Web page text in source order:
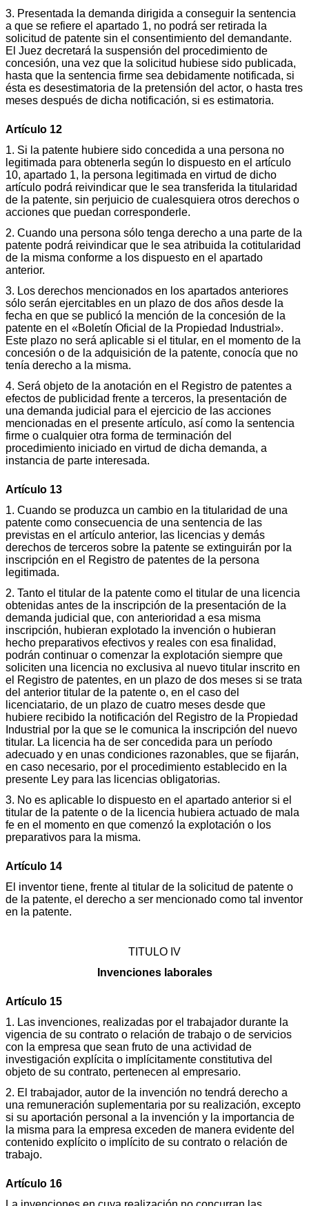
3. Presentada la demanda dirigida a conseguir la sentencia
a que se refiere el apartado 1, no podrá ser retirada la
solicitud de patente sin el consentimiento del demandante.
El Juez decretará la suspensión del procedimiento de
concesión, una vez que la solicitud hubiese sido publicada,
hasta que la sentencia firme sea debidamente notificada, si
ésta es desestimatoria de la pretensión del actor, o hasta tres
meses después de dicha notificación, si es estimatoria.
Artículo 12
1. Si la patente hubiere sido concedida a una persona no
legitimada para obtenerla según lo dispuesto en el artículo
10, apartado 1, la persona legitimada en virtud de dicho
artículo podrá reivindicar que le sea transferida la titularidad
de la patente, sin perjuicio de cualesquiera otros derechos o
acciones que puedan corresponderle.
2. Cuando una persona sólo tenga derecho a una parte de la
patente podrá reivindicar que le sea atribuida la cotitularidad
de la misma conforme a los dispuesto en el apartado
anterior.
3. Los derechos mencionados en los apartados anteriores
sólo serán ejercitables en un plazo de dos años desde la
fecha en que se publicó la mención de la concesión de la
patente en el «Boletín Oficial de la Propiedad Industrial».
Este plazo no será aplicable si el titular, en el momento de la
concesión o de la adquisición de la patente, conocía que no
tenía derecho a la misma.
4. Será objeto de la anotación en el Registro de patentes a
efectos de publicidad frente a terceros, la presentación de
una demanda judicial para el ejercicio de las acciones
mencionadas en el presente artículo, así como la sentencia
firme o cualquier otra forma de terminación del
procedimiento iniciado en virtud de dicha demanda, a
instancia de parte interesada.
Artículo 13
1. Cuando se produzca un cambio en la titularidad de una
patente como consecuencia de una sentencia de las
previstas en el artículo anterior, las licencias y demás
derechos de terceros sobre la patente se extinguirán por la
inscripción en el Registro de patentes de la persona
legitimada.
2. Tanto el titular de la patente como el titular de una licencia
obtenidas antes de la inscripción de la presentación de la
demanda judicial que, con anterioridad a esa misma
inscripción, hubieran explotado la invención o hubieran
hecho preparativos efectivos y reales con esa finalidad,
podrán continuar o comenzar la explotación siempre que
soliciten una licencia no exclusiva al nuevo titular inscrito en
el Registro de patentes, en un plazo de dos meses si se trata
del anterior titular de la patente o, en el caso del
licenciatario, de un plazo de cuatro meses desde que
hubiere recibido la notificación del Registro de la Propiedad
Industrial por la que se le comunica la inscripción del nuevo
titular. La licencia ha de ser concedida para un período
adecuado y en unas condiciones razonables, que se fijarán,
en caso necesario, por el procedimiento establecido en la
presente Ley para las licencias obligatorias.
3. No es aplicable lo dispuesto en el apartado anterior si el
titular de la patente o de la licencia hubiera actuado de mala
fe en el momento en que comenzó la explotación o los
preparativos para la misma.
Artículo 14
El inventor tiene, frente al titular de la solicitud de patente o
de la patente, el derecho a ser mencionado como tal inventor
en la patente.
TITULO IV
Invenciones laborales
Artículo 15
1. Las invenciones, realizadas por el trabajador durante la
vigencia de su contrato o relación de trabajo o de servicios
con la empresa que sean fruto de una actividad de
investigación explícita o implícitamente constitutiva del
objeto de su contrato, pertenecen al empresario.
2. El trabajador, autor de la invención no tendrá derecho a
una remuneración suplementaria por su realización, excepto
si su aportación personal a la invención y la importancia de
la misma para la empresa exceden de manera evidente del
contenido explícito o implícito de su contrato o relación de
trabajo.
Artículo 16